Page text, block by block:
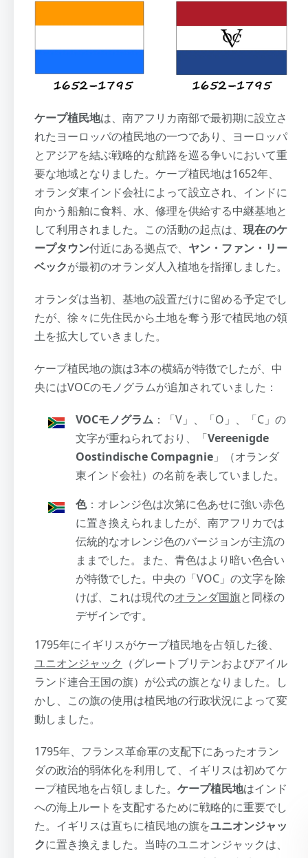
ケープ植民地は、南アフリカ南部で最初期に設立さ
れたヨーロッパの植民地の一つであり、ヨーロッパ
とアジアを結ぶ戦略的な航路を巡る争いにおいて重
要な地域となりました。ケープ植民地は1652年、
オランダ東インド会社によって設立され、インドに
向かう船舶に食料、水、修理を供給する中継基地と
して利用されました。この活動の起点は、 現在のケ
ープタウン付近にある拠点で、 ヤン・ファン・リー
ベックが最初のオランダ人入植地を指揮しました。
オランダは当初、基地の設置だけに留める予定でし
たが、徐々に先住民から土地を奪う形で植民地の領
土を拡大していきました。
ケープ植民地の旗は3本の横縞が特徴でしたが、中
央にはVOCのモノグラムが追加されていました：
VOCモノグラム ：「V」、「O」、「C」の
文字が重ねられており、「Vereenigde
Oostindische Compagnie 」（オランダ
東インド会社）の名前を表していました。
色：オレンジ色は次第に色あせに強い赤色
に置き換えられましたが、南アフリカでは
伝統的なオレンジ色のバージョンが主流の
ままでした。また、青色はより暗い色合い
が特徴でした。中央の「VOC」の文字を除
けば、これは現代のオランダ国旗と同様の
デザインです。
1795年にイギリスがケープ植民地を占領した後、
ユニオンジャック （グレートブリテンおよびアイル
ランド連合王国の旗）が公式の旗となりました。し
かし、この旗の使用は植民地の行政状況によって変
動しました。
1795年、フランス革命軍の支配下にあったオラン
ダの政治的弱体化を利用して、イギリスは初めてケ
ープ植民地を占領しました。 ケープ植民地はインド
への海上ルートを支配するために戦略的に重要でし
た。イギリスは直ちに植民地の旗をユニオンジャッ
クに置き換えました。当時のユニオンジャックは、